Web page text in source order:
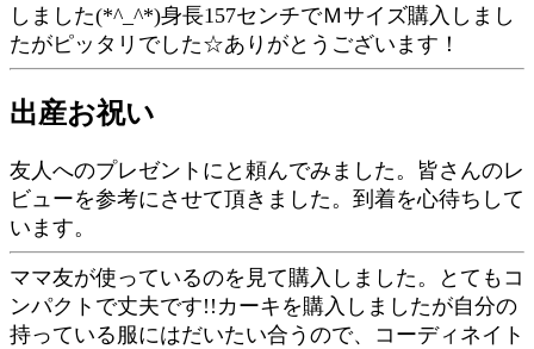
しました(*^_^*)身長157センチでＭサイズ購入しまし
たがピッタリでした☆ありがとうございます！
出産お祝い
友人へのプレゼントにと頼んでみました。皆さんのレ
ビューを参考にさせて頂きました。到着を心待ちして
います。
ママ友が使っているのを見て購入しました。とてもコ
ンパクトで丈夫です!!カーキを購入しましたが自分の
持っている服にはだいたい合うので、コーディネイト